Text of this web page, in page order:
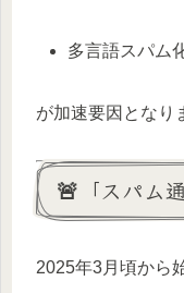
多言語スパム
が加速要因となり
🚨「スパム
2025年3月頃から